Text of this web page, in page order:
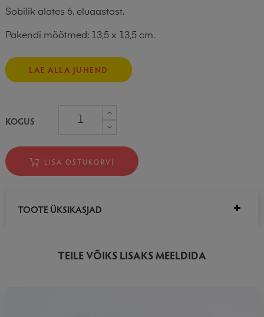
Sobilik alates 6. eluaastast.
Pakendi mõõtmed: 13,5 x 13,5 cm.
LAE ALLA JUHEND
KOGUS
LISA OSTUKORVI
TOOTE ÜKSIKASJAD
TEILE VÕIKS LISAKS MEELDIDA